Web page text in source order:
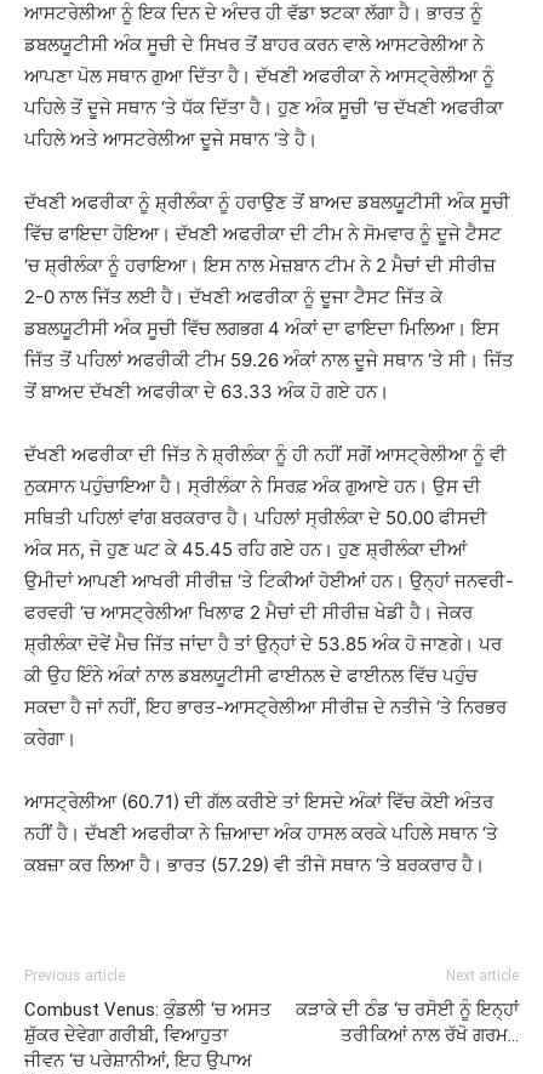
ਆਸਟਰੇਲੀਆ ਨੂੰ ਇਕ ਦਿਨ ਦੇ ਅੰਦਰ ਹੀ ਵੱਡਾ ਝਟਕਾ ਲੱਗਾ ਹੈ। ਭਾਰਤ ਨੂੰ
ਡਬਲਯੂਟੀਸੀ ਅੰਕ ਸੂਚੀ ਦੇ ਸਿਖਰ ਤੋਂ ਬਾਹਰ ਕਰਨ ਵਾਲੇ ਆਸਟਰੇਲੀਆ ਨੇ
ਆਪਣਾ ਪੋਲ ਸਥਾਨ ਗੁਆ ​​ਦਿੱਤਾ ਹੈ। ਦੱਖਣੀ ਅਫਰੀਕਾ ਨੇ ਆਸਟ੍ਰੇਲੀਆ ਨੂੰ
ਪਹਿਲੇ ਤੋਂ ਦੂਜੇ ਸਥਾਨ ‘ਤੇ ਧੱਕ ਦਿੱਤਾ ਹੈ। ਹੁਣ ਅੰਕ ਸੂਚੀ ‘ਚ ਦੱਖਣੀ ਅਫਰੀਕਾ
ਪਹਿਲੇ ਅਤੇ ਆਸਟਰੇਲੀਆ ਦੂਜੇ ਸਥਾਨ ‘ਤੇ ਹੈ।
ਦੱਖਣੀ ਅਫਰੀਕਾ ਨੂੰ ਸ਼੍ਰੀਲੰਕਾ ਨੂੰ ਹਰਾਉਣ ਤੋਂ ਬਾਅਦ ਡਬਲਯੂਟੀਸੀ ਅੰਕ ਸੂਚੀ
ਵਿੱਚ ਫਾਇਦਾ ਹੋਇਆ। ਦੱਖਣੀ ਅਫਰੀਕਾ ਦੀ ਟੀਮ ਨੇ ਸੋਮਵਾਰ ਨੂੰ ਦੂਜੇ ਟੈਸਟ
‘ਚ ਸ਼੍ਰੀਲੰਕਾ ਨੂੰ ਹਰਾਇਆ। ਇਸ ਨਾਲ ਮੇਜ਼ਬਾਨ ਟੀਮ ਨੇ 2 ਮੈਚਾਂ ਦੀ ਸੀਰੀਜ਼
2-0 ਨਾਲ ਜਿੱਤ ਲਈ ਹੈ। ਦੱਖਣੀ ਅਫਰੀਕਾ ਨੂੰ ਦੂਜਾ ਟੈਸਟ ਜਿੱਤ ਕੇ
ਡਬਲਯੂਟੀਸੀ ਅੰਕ ਸੂਚੀ ਵਿੱਚ ਲਗਭਗ 4 ਅੰਕਾਂ ਦਾ ਫਾਇਦਾ ਮਿਲਿਆ। ਇਸ
ਜਿੱਤ ਤੋਂ ਪਹਿਲਾਂ ਅਫਰੀਕੀ ਟੀਮ 59.26 ਅੰਕਾਂ ਨਾਲ ਦੂਜੇ ਸਥਾਨ ‘ਤੇ ਸੀ। ਜਿੱਤ
ਤੋਂ ਬਾਅਦ ਦੱਖਣੀ ਅਫਰੀਕਾ ਦੇ 63.33 ਅੰਕ ਹੋ ਗਏ ਹਨ।
ਦੱਖਣੀ ਅਫਰੀਕਾ ਦੀ ਜਿੱਤ ਨੇ ਸ਼੍ਰੀਲੰਕਾ ਨੂੰ ਹੀ ਨਹੀਂ ਸਗੋਂ ਆਸਟ੍ਰੇਲੀਆ ਨੂੰ ਵੀ
ਨੁਕਸਾਨ ਪਹੁੰਚਾਇਆ ਹੈ। ਸ੍ਰੀਲੰਕਾ ਨੇ ਸਿਰਫ਼ ਅੰਕ ਗੁਆਏ ਹਨ। ਉਸ ਦੀ
ਸਥਿਤੀ ਪਹਿਲਾਂ ਵਾਂਗ ਬਰਕਰਾਰ ਹੈ। ਪਹਿਲਾਂ ਸ੍ਰੀਲੰਕਾ ਦੇ 50.00 ਫੀਸਦੀ
ਅੰਕ ਸਨ, ਜੋ ਹੁਣ ਘਟ ਕੇ 45.45 ਰਹਿ ਗਏ ਹਨ। ਹੁਣ ਸ਼੍ਰੀਲੰਕਾ ਦੀਆਂ
ਉਮੀਦਾਂ ਆਪਣੀ ਆਖਰੀ ਸੀਰੀਜ਼ ‘ਤੇ ਟਿਕੀਆਂ ਹੋਈਆਂ ਹਨ। ਉਨ੍ਹਾਂ ਜਨਵਰੀ-
ਫਰਵਰੀ ‘ਚ ਆਸਟ੍ਰੇਲੀਆ ਖਿਲਾਫ 2 ਮੈਚਾਂ ਦੀ ਸੀਰੀਜ਼ ਖੇਡੀ ਹੈ। ਜੇਕਰ
ਸ਼੍ਰੀਲੰਕਾ ਦੋਵੇਂ ਮੈਚ ਜਿੱਤ ਜਾਂਦਾ ਹੈ ਤਾਂ ਉਨ੍ਹਾਂ ਦੇ 53.85 ਅੰਕ ਹੋ ਜਾਣਗੇ। ਪਰ
ਕੀ ਉਹ ਇੰਨੇ ਅੰਕਾਂ ਨਾਲ ਡਬਲਯੂਟੀਸੀ ਫਾਈਨਲ ਦੇ ਫਾਈਨਲ ਵਿੱਚ ਪਹੁੰਚ
ਸਕਦਾ ਹੈ ਜਾਂ ਨਹੀਂ, ਇਹ ਭਾਰਤ-ਆਸਟ੍ਰੇਲੀਆ ਸੀਰੀਜ਼ ਦੇ ਨਤੀਜੇ ‘ਤੇ ਨਿਰਭਰ
ਕਰੇਗਾ।
ਆਸਟ੍ਰੇਲੀਆ (60.71) ਦੀ ਗੱਲ ਕਰੀਏ ਤਾਂ ਇਸਦੇ ਅੰਕਾਂ ਵਿੱਚ ਕੋਈ ਅੰਤਰ
ਨਹੀਂ ਹੈ। ਦੱਖਣੀ ਅਫਰੀਕਾ ਨੇ ਜ਼ਿਆਦਾ ਅੰਕ ਹਾਸਲ ਕਰਕੇ ਪਹਿਲੇ ਸਥਾਨ ‘ਤੇ
ਕਬਜ਼ਾ ਕਰ ਲਿਆ ਹੈ। ਭਾਰਤ (57.29) ਵੀ ਤੀਜੇ ਸਥਾਨ ‘ਤੇ ਬਰਕਰਾਰ ਹੈ।
Previous article
Combust Venus: ਕੁੰਡਲੀ ‘ਚ ਅਸਤ
ਸ਼ੁੱਕਰ ਦੇਵੇਗਾ ਗਰੀਬੀ, ਵਿਆਹੁਤਾ
ਜੀਵਨ ‘ਚ ਪਰੇਸ਼ਾਨੀਆਂ, ਇਹ ਉਪਾਅ
Next article
ਕੜਾਕੇ ਦੀ ਠੰਡ ‘ਚ ਰਸੋਈ ਨੂੰ ਇਨ੍ਹਾਂ
ਤਰੀਕਿਆਂ ਨਾਲ ਰੱਖੋ ਗਰਮ…